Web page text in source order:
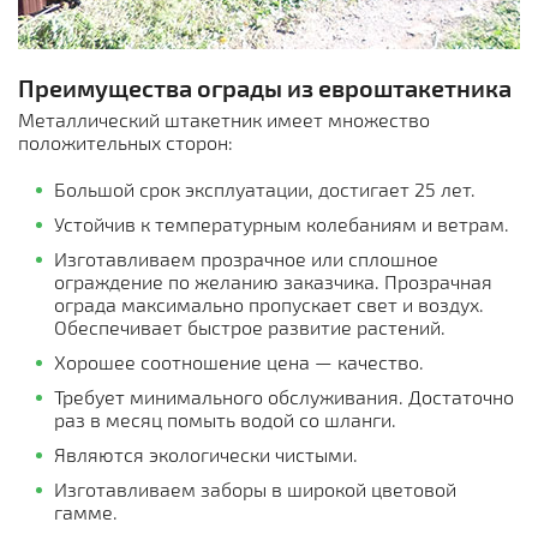
Преимущества ограды из евроштакетника
Металлический штакетник имеет множество
положительных сторон:
Большой срок эксплуатации, достигает 25 лет.
Устойчив к температурным колебаниям и ветрам.
Изготавливаем прозрачное или сплошное
ограждение по желанию заказчика. Прозрачная
ограда максимально пропускает свет и воздух.
Обеспечивает быстрое развитие растений.
Хорошее соотношение цена — качество.
Требует минимального обслуживания. Достаточно
раз в месяц помыть водой со шланги.
Являются экологически чистыми.
Изготавливаем заборы в широкой цветовой
гамме.